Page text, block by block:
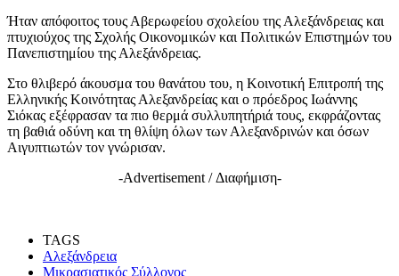
Ήταν απόφοιτος τους Αβερωφείου σχολείου της Αλεξάνδρειας και
πτυχιούχος της Σχολής Οικονομικών και Πολιτικών Επιστημών του
Πανεπιστημίου της Αλεξάνδρειας.
Στο θλιβερό άκουσμα του θανάτου του, η Κοινοτική Επιτροπή της
Ελληνικής Κοινότητας Αλεξανδρείας και ο πρόεδρος Ιωάννης
Σιόκας εξέφρασαν τα πιο θερμά συλλυπητήριά τους, εκφράζοντας
τη βαθιά οδύνη και τη θλίψη όλων των Αλεξανδρινών και όσων
Αιγυπτιωτών τον γνώρισαν.
-Advertisement / Διαφήμιση-
TAGS
Αλεξάνδρεια
Μικρασιατικός Σύλλογος